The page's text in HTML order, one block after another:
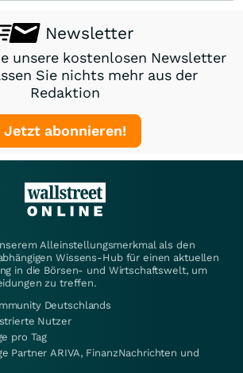
Newsletter
unsere kostenlosen Newsletter
Sie nichts mehr aus der
Redaktion
Jetzt abonnieren!
Alleinstellungsmerkmal als den
Wissens-Hub für einen aktuellen
in die Börsen- und Wirtschaftswelt, um
zu treffen.
Deutschlands
Nutzer
pro Tag
Partner ARIVA, FinanzNachrichten und